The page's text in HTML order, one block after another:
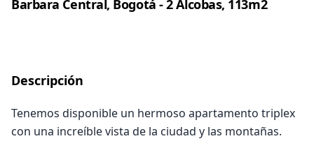
Barbara Central, Bogotá - 2 Alcobas, 113m2
Descripción
Tenemos disponible un hermoso apartamento triplex
con una increíble vista de la ciudad y las montañas.